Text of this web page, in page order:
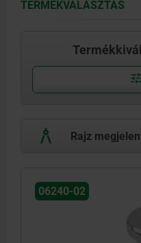
TERMÉKVÁLASZTÁS
Rajz
06240-02